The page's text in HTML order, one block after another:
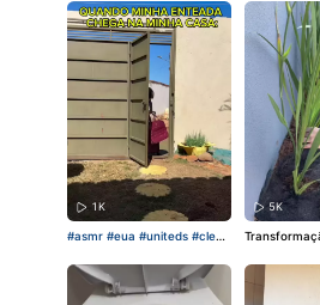
LA#publi #Comprittas #Mer
cadoLivre #ModaMercadoLi
vre
1K
#asmr #eua #uniteds #clean
5K
rmação